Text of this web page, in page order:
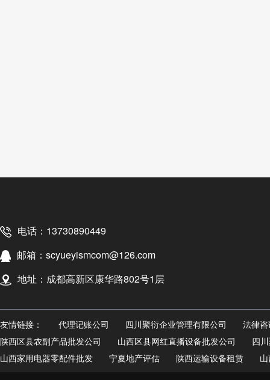
电话：13730890449
邮箱：scyueyismcom@126.com
地址：成都高新区康华路802号1层
友情链接： 代理记账公司 四川聚衍企业管理有限公司
法律
陕西区县农副产品批发公司
山西区县网红直播设备批发公司
四
山西家用电器零配件批发
宁夏地产评估 陕西运输设备租赁